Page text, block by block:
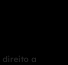
direito a